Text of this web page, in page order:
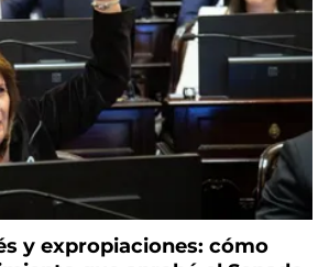
y expropiaciones: cómo